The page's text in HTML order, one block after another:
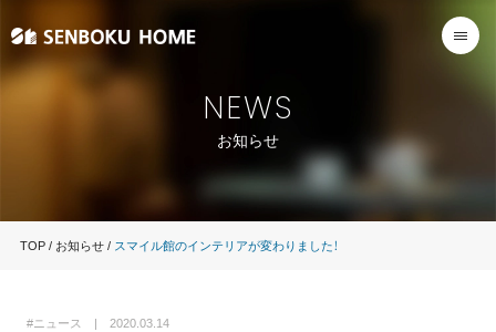
NEWS
お知らせ
TOP お知らせ スマイル館のインテリアが変わりました！
#ニュース | 2020.03.14